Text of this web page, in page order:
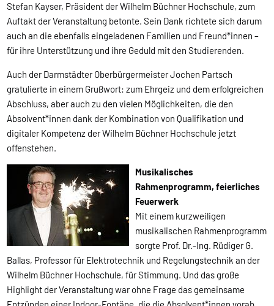
Stefan Kayser, Präsident der Wilhelm Büchner Hochschule, zum
Auftakt der Veranstaltung betonte. Sein Dank richtete sich darum
auch an die ebenfalls eingeladenen Familien und Freund*innen –
für ihre Unterstützung und ihre Geduld mit den Studierenden.
Auch der Darmstädter Oberbürgermeister Jochen Partsch
gratulierte in einem Grußwort: zum Ehrgeiz und dem erfolgreichen
Abschluss, aber auch zu den vielen Möglichkeiten, die den
Absolvent*innen dank der Kombination von Qualifikation und
digitaler Kompetenz der Wilhelm Büchner Hochschule jetzt
offenstehen.
Musikalisches
Rahmenprogramm, feierliches
Feuerwerk
Mit einem kurzweiligen
musikalischen Rahmenprogramm
sorgte Prof. Dr.-Ing. Rüdiger G.
Ballas, Professor für Elektrotechnik und Regelungstechnik an der
Wilhelm Büchner Hochschule, für Stimmung. Und das große
Highlight der Veranstaltung war ohne Frage das gemeinsame